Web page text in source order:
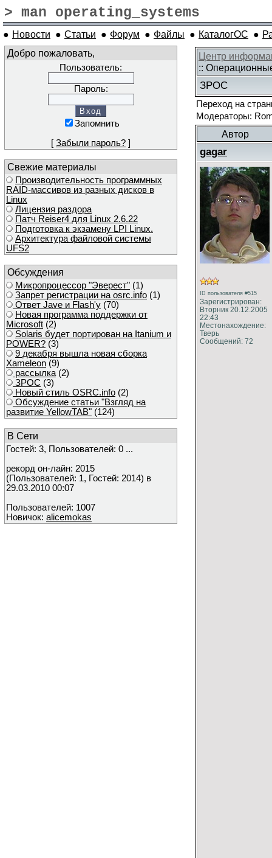
> man operating_systems
● Новости ● Статьи ● Форум ● Файлы ● КаталогОС ●
Добро пожаловать,
Пользователь:
Пароль:
Запомнить
[ Забыли пароль? ]
Свежие материалы
Производительность программных
RAID-массивов из разных дисков в
Linux
Лицензия раздора
Патч Reiser4 для Linux 2.6.22
Подготовка к экзамену LPI Linux.
Архитектура файловой системы
UFS2
Обсуждения
Микропроцессор "Эверест" (1)
Запрет регистрации на osrc.info (1)
Ответ Javе и Flash'у (70)
Новая программа поддержки от
Microsoft (2)
Solaris будет портирован на Itanium и
POWER? (3)
9 декабря вышла новая сборка
Xameleon (9)
рассылка (2)
ЗРОС (3)
Новый стиль OSRC.info (2)
Обсуждение статьи "Взгляд на
развитие YellowTAB" (124)
В Сети
Гостей: 3, Пользователей: 0 ...
рекорд он-лайн: 2015
(Пользователей: 1, Гостей: 2014) в
29.03.2010 00:07
Пользователей: 1007
Новичок: alicemokas
Центр
::
ЗРОС
Переход на
Модераторы:
Автор
gagar
ID пользователя #515
Зарегистрирован:
Вторник 20.12.2005
22:43
Местонахождение:
Тверь
Сообщений: 72